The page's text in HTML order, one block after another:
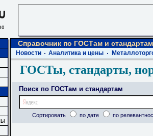
Справочник по ГОСТам и стандартам
Новости Аналитика и цены
ГОСТы, стандарты,
Поиск по ГОСТам и стандартам
Сортировать по дате по